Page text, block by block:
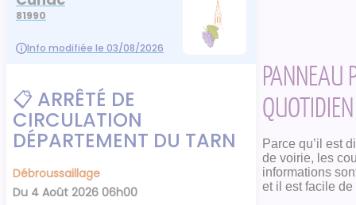
PANNEAU
Parce qu’il est
de voirie, les
informations
et il est facile